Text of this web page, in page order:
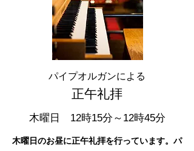
パイプオルガンによる
正午礼拝
​木曜日 12時15分～12時45分
​​木曜日のお昼に正午礼拝を行っています。パ